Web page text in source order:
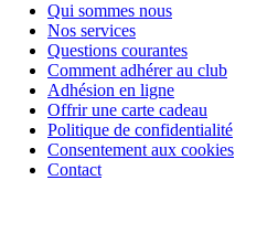
Qui sommes nous
Nos services
Questions courantes
Comment adhérer au club
Adhésion en ligne
Offrir une carte cadeau
Politique de confidentialité
Consentement aux cookies
Contact